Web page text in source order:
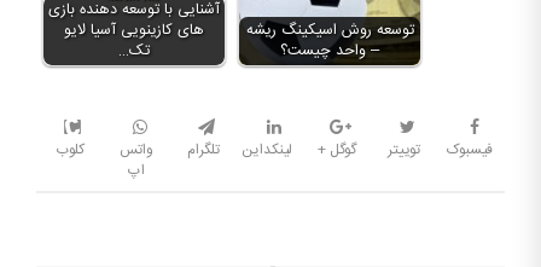
آشنایی با توسعه دهنده بازی
های کازینویی آسیا لایو
تک…
توسعه روش اسیکینگ ریشه
– واحد چیست؟
فیسبوک توییتر گوگل + لینکداین تلگرام
واتس
اپ
کلوب